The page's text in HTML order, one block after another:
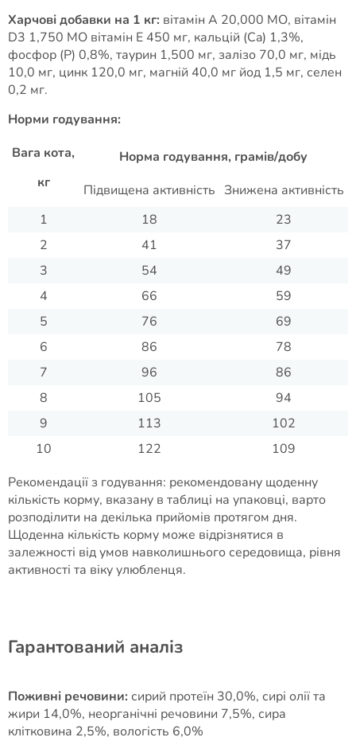
Харчові добавки на 1 кг: вітамін A 20,000 МО, вітамін
D3 1,750 МО вітамін E 450 мг, кальцій (Ca) 1,3%,
фосфор (P) 0,8%, таурин 1,500 мг, залізо 70,0 мг, мідь
10,0 мг, цинк 120,0 мг, магній 40,0 мг йод 1,5 мг, селен
0,2 мг.
Норми годування:
Вага кота,
кг
Норма годування, грамів/добу
Підвищена активність Знижена активність
1
18
23
2
41
37
3
54
49
4
66
59
5
76
69
6
86
78
7
96
86
8
105
94
9
113
102
10
122
109
Рекомендації з годування: рекомендовану щоденну
кількість корму, вказану в таблиці на упаковці, варто
розподілити на декілька прийомів протягом дня.
Щоденна кількість корму може відрізнятися в
залежності від умов навколишнього середовища, рівня
активності та віку улюбленця.
Гарантований аналіз
Поживні речовини: сирий протеїн 30,0%, сирі олії та
жири 14,0%, неорганічні речовини 7,5%, сира
клітковина 2,5%, вологість 6,0%